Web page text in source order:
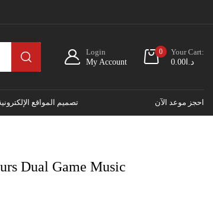
Login
My Account
0
Your Cart:
د.ا 0.00
تصميم المواقع احجز موعد الآن
Dual Game Music